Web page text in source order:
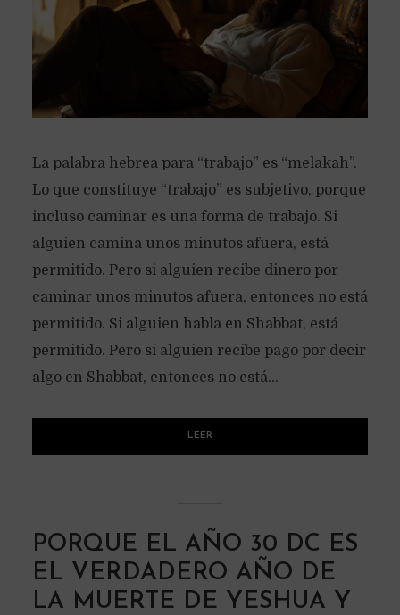
La palabra hebrea para “trabajo” es “melakah”.
Lo que constituye “trabajo” es subjetivo, porque
incluso caminar es una forma de trabajo. Si
alguien camina unos minutos afuera, está
permitido. Pero si alguien recibe dinero por
caminar unos minutos afuera, entonces no está
permitido. Si alguien habla en Shabbat, está
permitido. Pero si alguien recibe pago por decir
algo en Shabbat, entonces no está...
LEER
PORQUE EL AÑO 30 DC ES
EL VERDADERO AÑO DE
LA MUERTE DE YESHUA Y